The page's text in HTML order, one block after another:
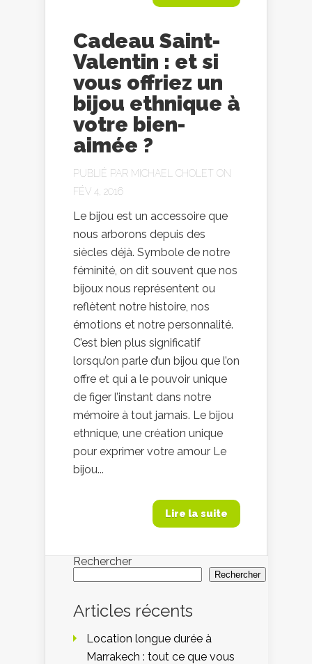
Cadeau Saint-
Valentin : et si
vous offriez un
bijou ethnique à
votre bien-
aimée ?
PUBLIÉ PAR MICHAEL CHOLET ON
FÉV 4, 2016
Le bijou est un accessoire que
nous arborons depuis des
siècles déjà. Symbole de notre
féminité, on dit souvent que nos
bijoux nous représentent ou
reflètent notre histoire, nos
émotions et notre personnalité.
C’est bien plus significatif
lorsqu’on parle d’un bijou que l’on
offre et qui a le pouvoir unique
de figer l’instant dans notre
mémoire à tout jamais. Le bijou
ethnique, une création unique
pour exprimer votre amour Le
bijou...
Lire la suite
Rechercher
Rechercher
Articles récents
Location longue durée à
Marrakech : tout ce que vous